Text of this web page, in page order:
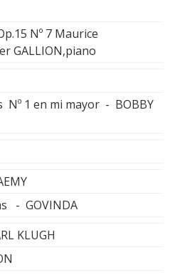
Nº 7 Maurice
GALLION,piano
Nº 1 en mi mayor - BOBBY
- GOVINDA
KLUGH